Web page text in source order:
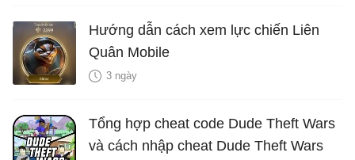
Hướng dẫn cách xem lực chiến Liên
Quân Mobile
3 ngày
Tổng hợp cheat code Dude Theft Wars
và cách nhập cheat Dude Theft Wars